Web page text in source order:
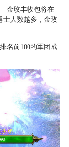
金玫丰收包将在
士人数越多，金玫
名前100的军团成